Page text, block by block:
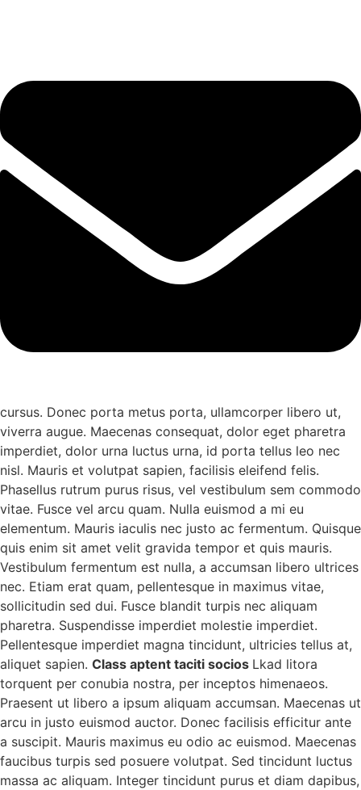
cursus. Donec porta metus porta, ullamcorper libero ut,
viverra augue. Maecenas consequat, dolor eget pharetra
imperdiet, dolor urna luctus urna, id porta tellus leo nec
nisl. Mauris et volutpat sapien, facilisis eleifend felis.
Phasellus rutrum purus risus, vel vestibulum sem commodo
vitae. Fusce vel arcu quam. Nulla euismod a mi eu
elementum. Mauris iaculis nec justo ac fermentum. Quisque
quis enim sit amet velit gravida tempor et quis mauris.
Vestibulum fermentum est nulla, a accumsan libero ultrices
nec. Etiam erat quam, pellentesque in maximus vitae,
sollicitudin sed dui. Fusce blandit turpis nec aliquam
pharetra. Suspendisse imperdiet molestie imperdiet.
Pellentesque imperdiet magna tincidunt, ultricies tellus at,
aliquet sapien. Class aptent taciti socios Lkad litora
torquent per conubia nostra, per inceptos himenaeos.
Praesent ut libero a ipsum aliquam accumsan. Maecenas ut
arcu in justo euismod auctor. Donec facilisis efficitur ante
a suscipit. Mauris maximus eu odio ac euismod. Maecenas
faucibus turpis sed posuere volutpat. Sed tincidunt luctus
massa ac aliquam. Integer tincidunt purus et diam dapibus,